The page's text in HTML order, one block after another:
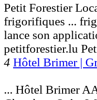
Petit Forestier
frigorifiques ...
lance son
petitforestier.lu
4 Hôtel Brimer |
... Hôtel Brimer